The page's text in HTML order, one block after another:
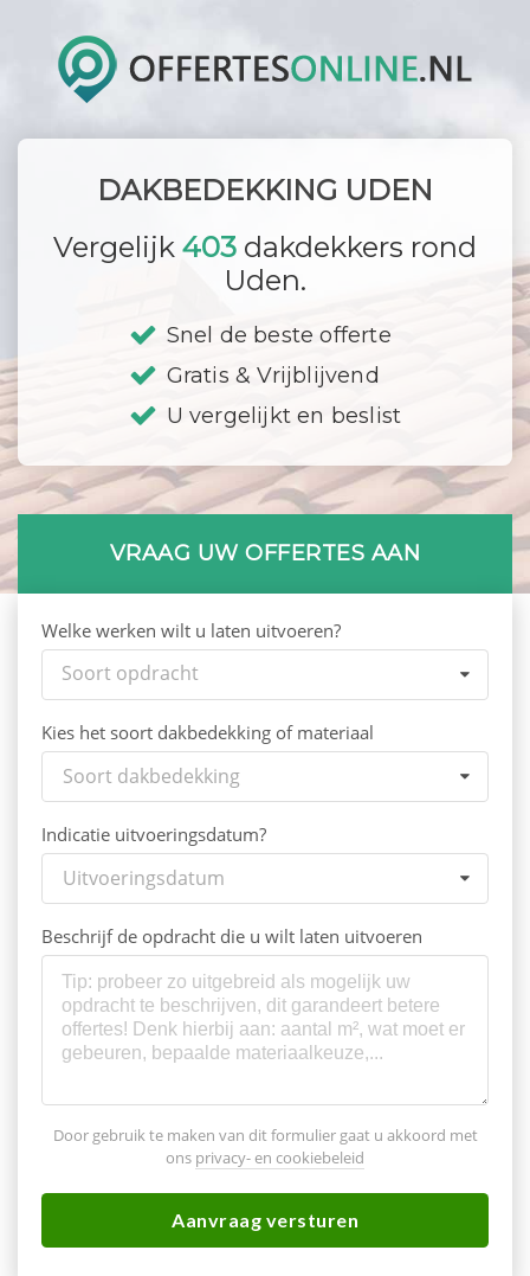
DAKBEDEKKING UDEN
Vergelijk 403 dakdekkers rond
Uden.
Snel de beste offerte
Gratis & Vrijblijvend
U vergelijkt en beslist
VRAAG UW OFFERTES AAN
Welke werken wilt u laten uitvoeren?
Soort opdracht
Kies het soort dakbedekking of materiaal
Soort dakbedekking
Indicatie uitvoeringsdatum?
Uitvoeringsdatum
Beschrijf de opdracht die u wilt laten uitvoeren
Door gebruik te maken van dit formulier gaat u akkoord met
ons privacy- en cookiebeleid
Aanvraag versturen